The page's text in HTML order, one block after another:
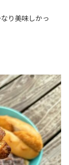
り美味しかっ